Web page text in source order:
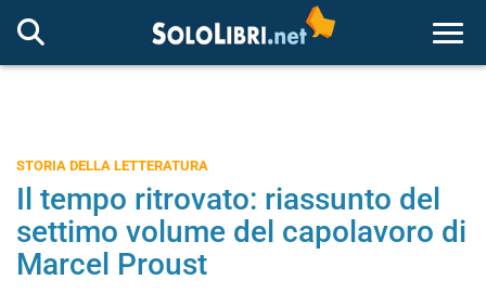
STORIA DELLA LETTERATURA
Il tempo ritrovato: riassunto del
settimo volume del capolavoro di
Marcel Proust